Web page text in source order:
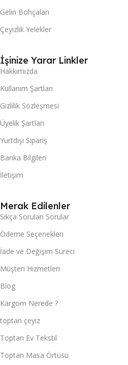
Gelin Bohçaları
Çeyizlik Yelekler
İşinize Yarar Linkler
Hakkımızda
Kullanım Şartları
Gizlilik Sözleşmesi
Üyelik Şartları
Yurtdışı Sipariş
Banka Bilgileri
İletişim
Merak Edilenler
Sıkça Sorulan Sorular
Ödeme Seçenekleri
İade ve Değişim Süreci
Müşteri Hizmetleri
Blog
Kargom Nerede ?
toptan çeyiz
Toptan Ev Tekstil
Toptan Masa Örtüsü